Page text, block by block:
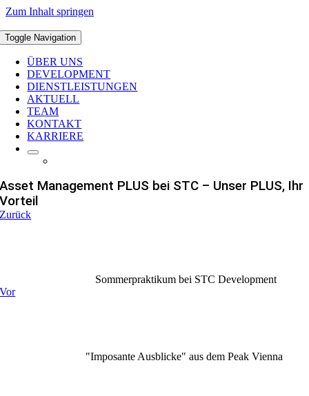
Zum Inhalt springen
Toggle Navigation
ÜBER UNS
DEVELOPMENT
DIENSTLEISTUNGEN
AKTUELL
TEAM
KONTAKT
KARRIERE
Asset Management PLUS bei STC – Unser PLUS, Ihr
Vorteil
Zurück
Sommerpraktikum bei STC Development
Vor
"Imposante Ausblicke" aus dem Peak Vienna